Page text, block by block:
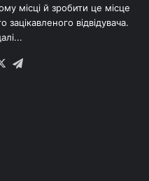
місці й зробити це місце
відвідувача.
X